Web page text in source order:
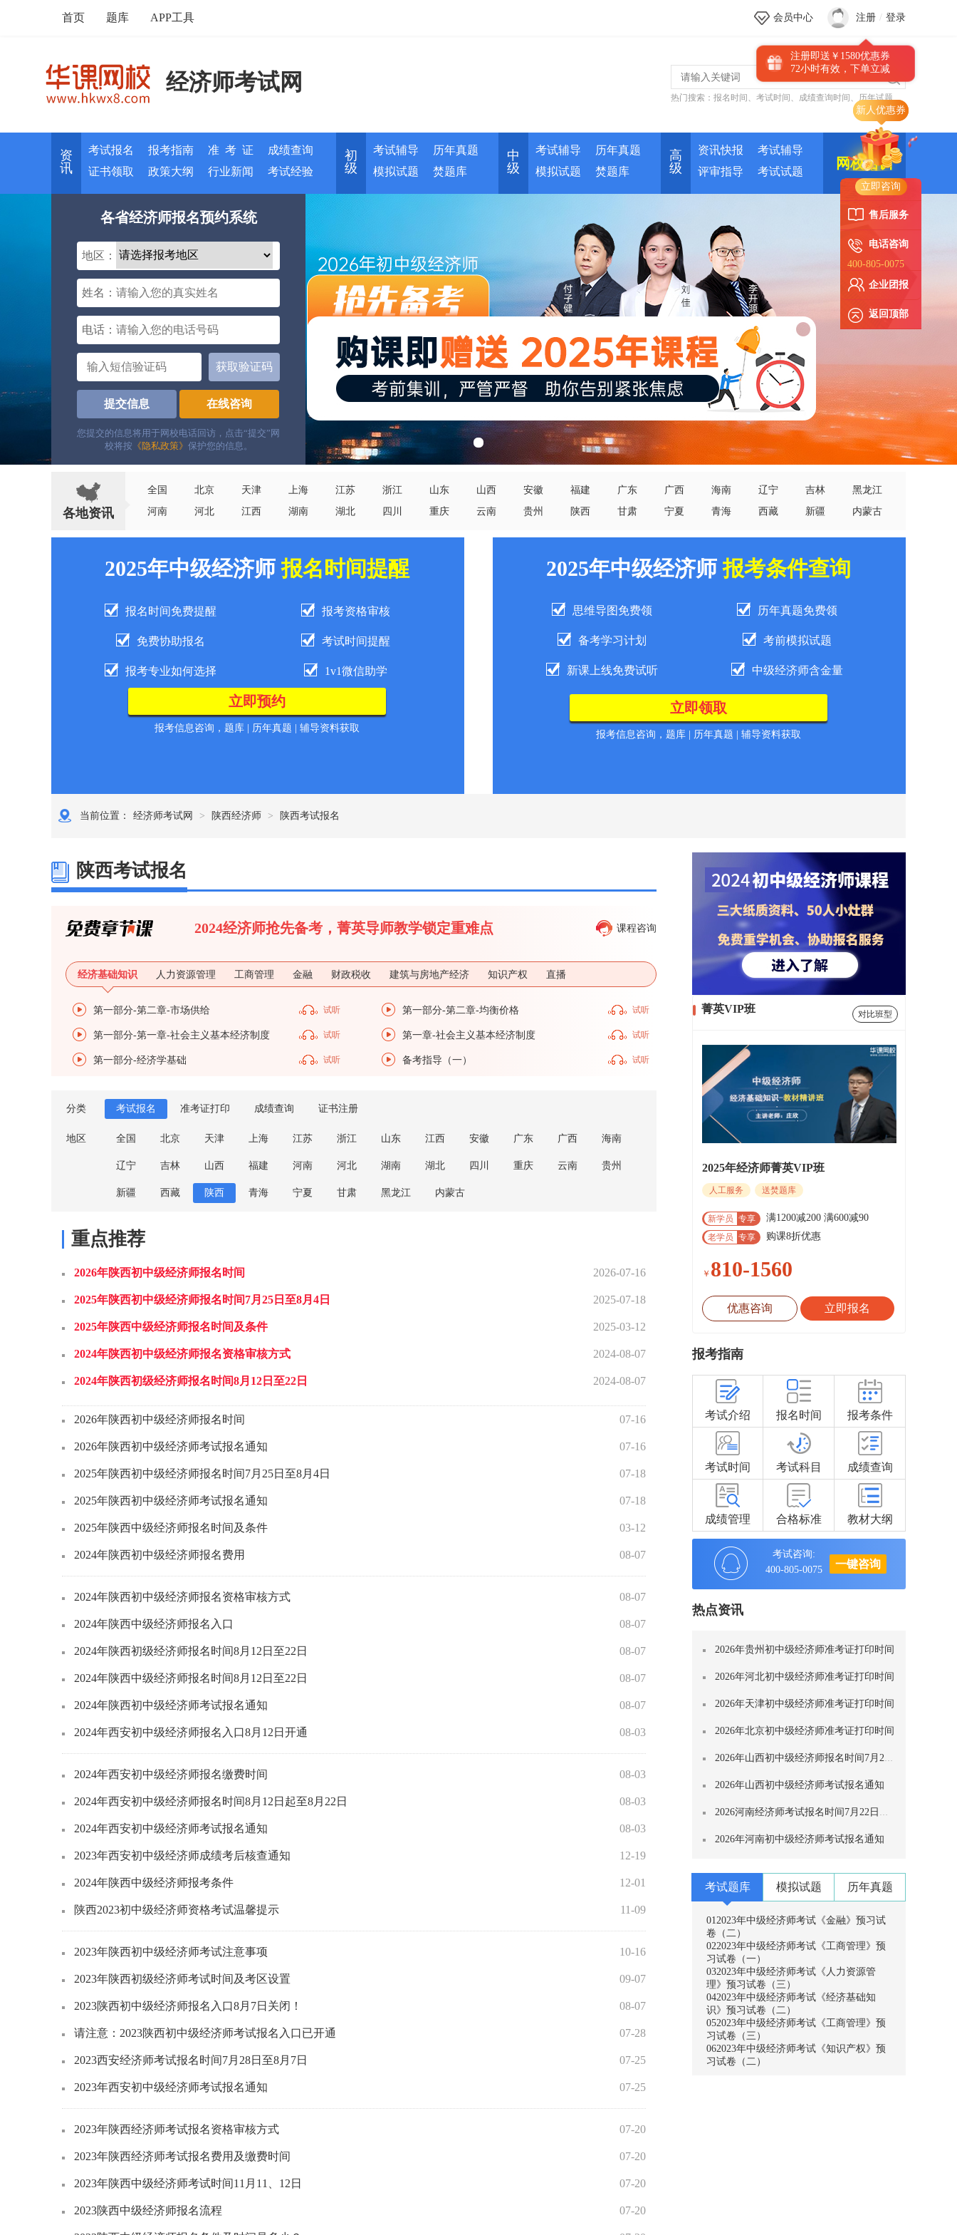
新人优惠券
立即咨询
售后服务
电话咨询
400-805-0075
企业团报
返回顶部
首页 题库 APP工具 会员中心 注册 / 登录
注册即送￥1580优惠券
72小时有效，下单立减
经济师考试网
热门搜索： 报名时间 、 考试时间 、 成绩查询时间 、 历年试题
资
讯
考试报名 报考指南 准 考 证
成绩查询
证书领取
政策大纲 行业新闻 考试经验
初
级
考试辅导
历年真题
模拟试题
焚题库
中
级
考试辅导
历年真题
模拟试题
焚题库
高
级
资讯快报
考试辅导
评审指导
考试试题
网校培训
各省经济师报名预约系统
地区：
姓名：
电话：
获取验证码
提交信息 在线咨询
您提交的信息将用于网校电话回访，点击“提交”网
校将按 《隐私政策》 保护您的信息。
各地资讯
全国 北京 天津 上海 江苏 浙江 山东 山西 安徽 福建 广东 广西 海南 辽宁 吉林
黑龙江
河南
河北 江西 湖南 湖北 四川 重庆 云南 贵州 陕西 甘肃 宁夏 青海 西藏 新疆 内蒙古
2025年中级经济师报名时间提醒
报名时间免费提醒 报考资格审核
免费协助报名 考试时间提醒
报考专业如何选择 1v1微信助学
报考信息咨询，题库 | 历年真题 | 辅导资料获取
2025年中级经济师报考条件查询
思维导图免费领 历年真题免费领
备考学习计划 考前模拟试题
新课上线免费试听 中级经济师含金量
报考信息咨询，题库 | 历年真题 | 辅导资料获取
当前位置： 经济师考试网 > 陕西经济师 > 陕西考试报名
陕西考试报名
2024经济师抢先备考，菁英导师教学锁定重难点 课程咨询
经济基础知识 人力资源管理 工商管理 金融 财政税收 建筑与房地产经济 知识产权 直播
第一部分-第二章-市场供给 试听 第一部分-第二章-均衡价格 试听
第一部分-第一章-社会主义基本经济制度 试听 第一章-社会主义基本经济制度 试听
第一部分-经济学基础 试听 备考指导（一） 试听
分类 考试报名 准考证打印 成绩查询 证书注册
地区 全国 北京 天津 上海 江苏 浙江 山东 江西 安徽 广东 广西 海南
辽宁 吉林 山西 福建 河南 河北 湖南 湖北 四川 重庆 云南 贵州
新疆 西藏 陕西 青海 宁夏 甘肃 黑龙江 内蒙古
重点推荐
2026年陕西初中级经济师报名时间 2026-07-16
2025年陕西初中级经济师报名时间7月25日至8月4日 2025-07-18
2025年陕西中级经济师报名时间及条件 2025-03-12
2024年陕西初中级经济师报名资格审核方式 2024-08-07
2024年陕西初级经济师报名时间8月12日至22日 2024-08-07
2026年陕西初中级经济师报名时间 07-16
2026年陕西初中级经济师考试报名通知 07-16
2025年陕西初中级经济师报名时间7月25日至8月4日 07-18
2025年陕西初中级经济师考试报名通知 07-18
2025年陕西中级经济师报名时间及条件 03-12
2024年陕西初中级经济师报名费用 08-07
2024年陕西初中级经济师报名资格审核方式 08-07
2024年陕西中级经济师报名入口 08-07
2024年陕西初级经济师报名时间8月12日至22日 08-07
2024年陕西中级经济师报名时间8月12日至22日 08-07
2024年陕西初中级经济师考试报名通知 08-07
2024年西安初中级经济师报名入口8月12日开通 08-03
2024年西安初中级经济师报名缴费时间 08-03
2024年西安初中级经济师报名时间8月12日起至8月22日 08-03
2024年西安初中级经济师考试报名通知 08-03
2023年西安初中级经济师成绩考后核查通知 12-19
2024年陕西中级经济师报考条件 12-01
陕西2023初中级经济师资格考试温馨提示 11-09
2023年陕西初中级经济师考试注意事项 10-16
2023年陕西初级经济师考试时间及考区设置 09-07
2023陕西初中级经济师报名入口8月7日关闭！ 08-07
请注意：2023陕西初中级经济师考试报名入口已开通 07-28
2023西安经济师考试报名时间7月28日至8月7日 07-25
2023年西安初中级经济师考试报名通知 07-25
2023年陕西经济师考试报名资格审核方式 07-20
2023年陕西经济师考试报名费用及缴费时间 07-20
2023年陕西中级经济师考试时间11月11、12日 07-20
2023陕西中级经济师报名流程 07-20
菁英VIP班 对比班型
2025年经济师菁英VIP班
人工服务 送焚题库
新学员 专享 满1200减200 满600减90
老学员 专享 购课8折优惠
￥ 810-1560
优惠咨询 立即报名
报考指南
考试介绍 报名时间 报考条件
考试时间 考试科目 成绩查询
成绩管理 合格标准 教材大纲
考试咨询:
400-805-0075
一键咨询
热点资讯
2026年贵州初中级经济师准考证打印时间
2026年河北初中级经济师准考证打印时间
2026年天津初中级经济师准考证打印时间
2026年北京初中级经济师准考证打印时间
2026年山西初中级经济师报名时间7月29日至
2026年山西初中级经济师考试报名通知
2026河南经济师考试报名时间7月22日至8月
2026年河南初中级经济师考试报名通知
考试题库 模拟试题 历年真题
012023年中级经济师考试《金融》预习试
卷（二）
022023年中级经济师考试《工商管理》预
习试卷（一）
032023年中级经济师考试《人力资源管
理》预习试卷（三）
042023年中级经济师考试《经济基础知
识》预习试卷（二）
052023年中级经济师考试《工商管理》预
习试卷（三）
062023年中级经济师考试《知识产权》预
习试卷（二）